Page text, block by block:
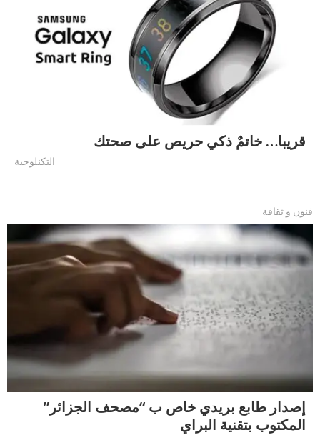
قريبا… خاتمٌ ذكي حريص على صحتك
التكنلوجية
فنون و ثقافة
إصدار طابع بريدي خاص ب “مصحف الجزائر”
المكتوب بتقنية البراي